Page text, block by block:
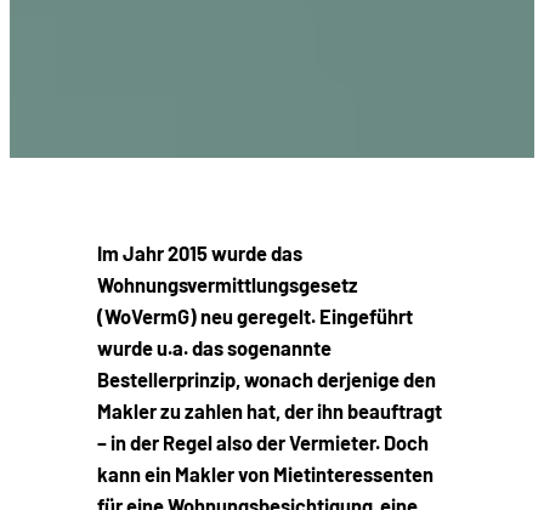
Im Jahr 2015 wurde das
Wohnungsvermittlungsgesetz
(WoVermG) neu geregelt. Eingeführt
wurde u.a. das sogenannte
Bestellerprinzip, wonach derjenige den
Makler zu zahlen hat, der ihn beauftragt
– in der Regel also der Vermieter. Doch
kann ein Makler von Mietinteressenten